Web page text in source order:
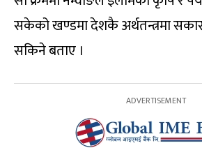
सकेको खण्डमा देशकै अर्थतन्त्रमा
सकिने बताए ।